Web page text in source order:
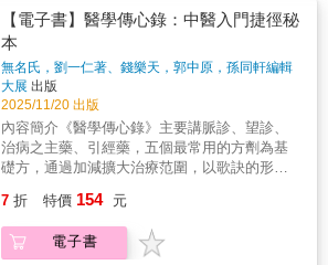
是非常簡單，我已經持續了好一陣子了，身體
狀況好轉許多，現在就希望自己有恆心可以繼
續下去。●書中的內容非常完整，也很好懂。作
者將中西醫的理念融合，讓習慣了胃痛就吃胃
藥、感冒了就吃感冒藥的現代人，對疾病有了
新的理解，也教導我們如何利用排寒療法來為
身體做自我管理。雖然作者語氣嚴厲，但也會
安慰讀者不要有壓力，只要選擇自己喜歡的步
調及時機來進行，甚至還勸人「就算覺得這個
方法很好，也不要強迫別人」，我看過這麼多
吧！
手指及手腕有輕微的風濕痛，之前一直在服用
西藥，乾薑粉雖然尚未治好我的風濕，卻大大
改善了因寒冷所引發的症狀，讓我舒服地度過
了寒冬。服用到現在，它沒有產生任何副作
用，反而讓我狀況越來越好。聽說乾薑自古以
來就是便宜萬用的中藥，現在我不但深深相
信，更希望能了解乾薑其他的效果。●我每天早
上都會喝一杯胡蘿蔔薑汁，平日裡也會用乾薑
粉泡紅茶或撒在料理中食用，因此每天都元氣
我變瘦，甚至降低了我的血糖值，而我的朋友
則是治好了花粉症……說乾薑是萬靈丹，真的
一點也不為過。●我很怕冷，晚上睡覺幾乎都輾
腎經、心經、心包經、脾經的易堵點，捏軟肩
井穴生氣煩躁→按左邊肝俞穴，會發現結節本
書特色1.找痛點、審微恙！經絡是最直接的自
我健檢工具本書教你找到十二經絡痛點（易堵
塞穴位），自己掌握一套簡單實用、及時發現
並改善隱患的手法。2.循著經絡按穴位，對症
調理，手到病除從頭到腳48種常見症狀，如消
化不良、肩頸痠痛、耳鳴、經痛、疲勞、高血
痛點，以輔助復原。3.疏通手法極簡單，只要
敲跟揉！依照書中圖示探查痛點、敲一敲，揉
一揉，疏通堵點，即使非醫學專業人士也能上
出現壓痛、痠脹等感覺。這些不是病因，而是
身體給你的提示訊號。只要跟著本書找到經絡
上的「易堵點」與「痛點」，就能快速判斷哪
個臟腑出問題，再透過敲揉手法疏通，恢復經
絡能量流動，啟動自癒力，小毛病就不成大問
題。‧注意經絡時間，提早兩年發現癌症前兆‧心
臟供血不足、心悸胸悶消失‧按揉小腿肝經解除
中風警報‧乳腺保養在背部天宗穴‧頑固的肩頸問
題是因為小腸長期受寒……精彩內容☑不舒服
的時間對應不通的經絡下午3點頭痛→膀胱經→
揉魚際穴☑自我檢查潛在病情胃→按梁丘穴、
豐隆穴是否會痛？心血管→捏揉蝴蝶袖是否會
【電子書】醫學傳心錄：中醫入門捷徑秘
本
無名氏，劉一仁著、錢樂天，郭中原，孫同軒編輯
著
大展 出版
2025/11/20 出版
內容簡介《醫學傳心錄》主要講脈診、望診、
治病之主藥、引經藥，五個最常用的方劑為基
礎方，通過加減擴大治療范圍，以歌訣的形式
病、婦產等科疾病的成因、辨證論治要點和治
療。《醫學傳心錄》由淺入深，循序漸進，既
為初學而作，可謂初學者的自學參考書，為入
7 折 特價 154 元
電子書